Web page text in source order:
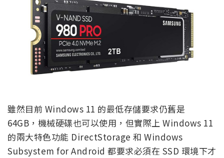
雖然目前 Windows 11 的最低存儲要求仍舊是
64GB，機械硬碟也可以使用，但實際上 Windows 11
的兩大特色功能 DirectStorage 和 Windows
Subsystem for Android 都要求必須在 SSD 環境下才